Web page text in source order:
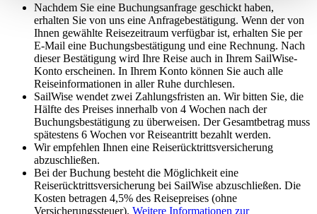
Nachdem Sie eine Buchungsanfrage geschickt haben,
erhalten Sie von uns eine Anfragebestätigung. Wenn der von
Ihnen gewählte Reisezeitraum verfügbar ist, erhalten Sie per
E-Mail eine Buchungsbestätigung und eine Rechnung. Nach
dieser Bestätigung wird Ihre Reise auch in Ihrem SailWise-
Konto erscheinen. In Ihrem Konto können Sie auch alle
Reiseinformationen in aller Ruhe durchlesen.
SailWise wendet zwei Zahlungsfristen an. Wir bitten Sie, die
Hälfte des Preises innerhalb von 4 Wochen nach der
Buchungsbestätigung zu überweisen. Der Gesamtbetrag muss
spätestens 6 Wochen vor Reiseantritt bezahlt werden.
Wir empfehlen Ihnen eine Reiserücktrittsversicherung
abzuschließen.
Bei der Buchung besteht die Möglichkeit eine
Reiserücktrittsversicherung bei SailWise abzuschließen. Die
Kosten betragen 4,5% des Reisepreises (ohne
Versicherungssteuer). Weitere Informationen zur